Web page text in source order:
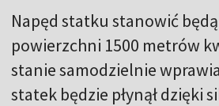
Napęd statku stanowić
powierzchni 1500 metrów
stanie samodzielnie
statek będzie płynął dzięki